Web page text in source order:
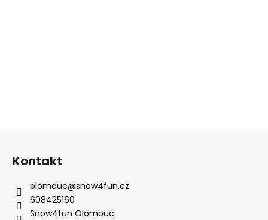
Z
Kontakt
olomouc@snow4fun.cz
608425160
Snow4fun Olomouc